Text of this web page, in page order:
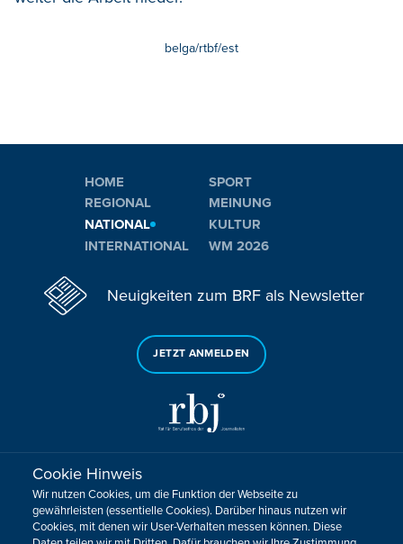
belga/rtbf/est
HOME
REGIONAL
NATIONAL
INTERNATIONAL
SPORT
MEINUNG
KULTUR
WM 2026
Neuigkeiten zum BRF als Newsletter
JETZT ANMELDEN
Sie haben noch Fragen oder Anmerkungen?
Cookie Hinweis
Wir nutzen Cookies, um die Funktion der Webseite zu
gewährleisten (essentielle Cookies). Darüber hinaus nutzen wir
Cookies, mit denen wir User-Verhalten messen können. Diese